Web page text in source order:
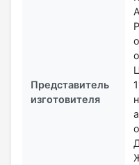
Представитель
изготовителя